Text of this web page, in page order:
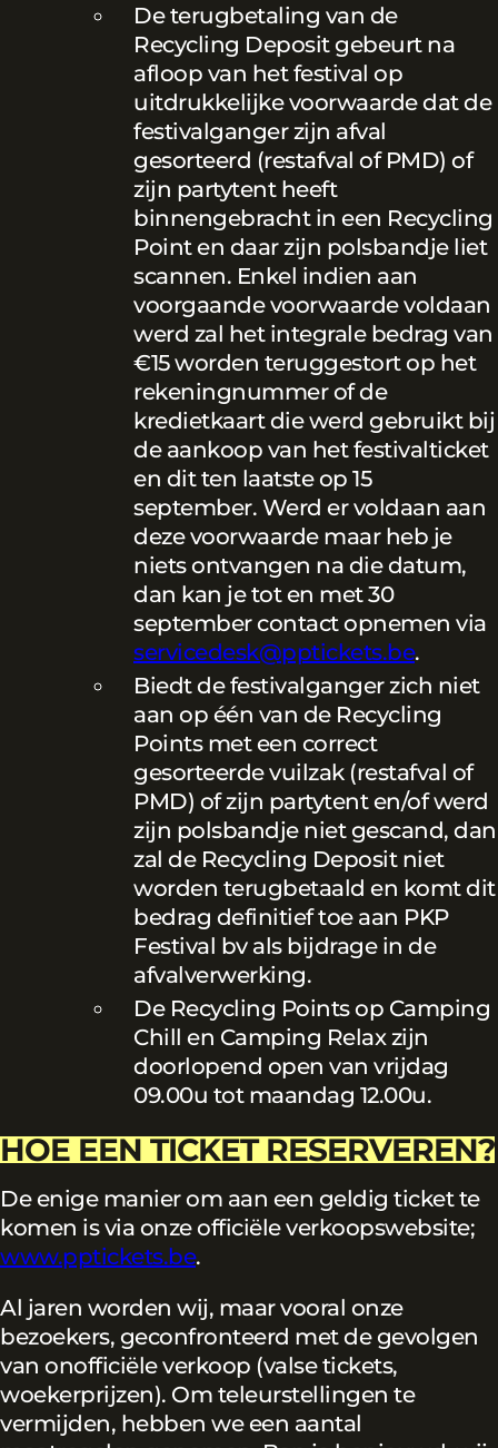
De terugbetaling van de
Recycling Deposit gebeurt na
afloop van het festival op
uitdrukkelijke voorwaarde dat de
festivalganger zijn afval
gesorteerd (restafval of PMD) of
zijn partytent heeft
binnengebracht in een Recycling
Point en daar zijn polsbandje liet
scannen. Enkel indien aan
voorgaande voorwaarde voldaan
werd zal het integrale bedrag van
€15 worden teruggestort op het
rekeningnummer of de
kredietkaart die werd gebruikt bij
de aankoop van het festivalticket
en dit ten laatste op 15
september. Werd er voldaan aan
deze voorwaarde maar heb je
niets ontvangen na die datum,
dan kan je tot en met 30
september contact opnemen via
servicedesk@pptickets.be.
Biedt de festivalganger zich niet
aan op één van de Recycling
Points met een correct
gesorteerde vuilzak (restafval of
PMD) of zijn partytent en/of werd
zijn polsbandje niet gescand, dan
zal de Recycling Deposit niet
worden terugbetaald en komt dit
bedrag definitief toe aan PKP
Festival bv als bijdrage in de
afvalverwerking.
De Recycling Points op Camping
Chill en Camping Relax zijn
doorlopend open van vrijdag
09.00u tot maandag 12.00u.
HOE EEN TICKET RESERVEREN?
De enige manier om aan een geldig ticket te
komen is via onze officiële verkoopswebsite;
www.pptickets.be.
Al jaren worden wij, maar vooral onze
bezoekers, geconfronteerd met de gevolgen
van onofficiële verkoop (valse tickets,
woekerprijzen). Om teleurstellingen te
vermijden, hebben we een aantal